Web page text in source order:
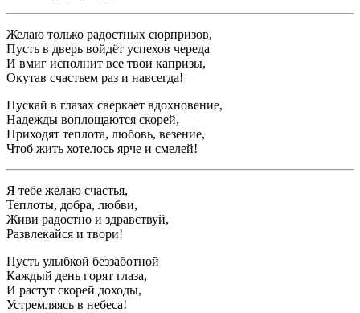
Желаю только радостных сюрпризов,
Пусть в дверь войдёт успехов череда
И вмиг исполнит все твои капризы,
Окутав счастьем раз и навсегда!
Пускай в глазах сверкает вдохновение,
Надежды воплощаются скорей,
Приходят теплота, любовь, везение,
Чтоб жить хотелось ярче и смелей!
Я тебе желаю счастья,
Теплоты, добра, любви,
Живи радостно и здравствуй,
Развлекайся и твори!
Пусть улыбкой беззаботной
Каждый день горят глаза,
И растут скорей доходы,
Устремляясь в небеса!